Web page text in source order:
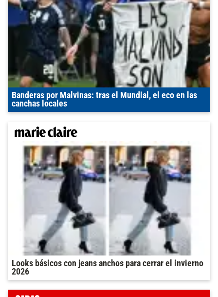
Banderas por Malvinas: tras el Mundial, el eco en las
canchas locales
Looks básicos con jeans anchos para cerrar el invierno
2026